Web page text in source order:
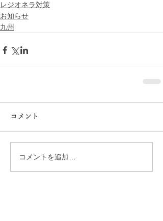
レジオネラ対策
お知らせ
九州
コメント
コメントを追加…